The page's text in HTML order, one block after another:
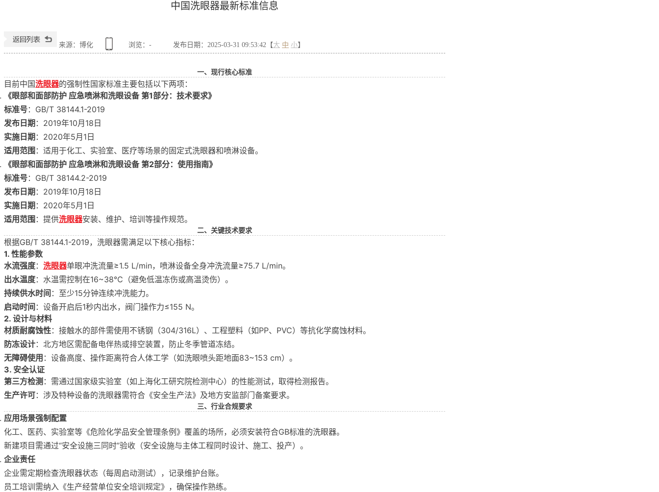
中国洗眼器最新标准信息
来源：博化 浏览： - 发布日期：2025-03-31 09:53:42【大 中 小】
一、现行核心标准
目前中国洗眼器的强制性国家标准主要包括以下两项：
《眼部和面部防护 应急喷淋和洗眼设备 第1部分：技术要求》
标准号：GB/T 38144.1-2019
发布日期 ：2019年10月18日
实施日期 ：2020年5月1日
适用范围 ：适用于化工、实验室、医疗等场景的固定式洗眼器和喷淋设备。
《眼部和面部防护 应急喷淋和洗眼设备 第2部分：使用指南》
标准号：GB/T 38144.2-2019
发布日期 ：2019年10月18日
实施日期 ：2020年5月1日
适用范围 ：提供洗眼器安装、维护、培训等操作规范。
二、关键技术要求
根据GB/T 38144.1-2019，洗眼器需满足以下核心指标：
1. 性能参数
水流强度： 洗眼器单眼冲洗流量≥1.5 L/min，喷淋设备全身冲洗流量≥75.7 L/min。
出水温度：水温需控制在16~38℃（避免低温冻伤或高温烫伤）。
持续供水时间 ：至少15分钟连续冲洗能力。
启动时间 ：设备开启后1秒内出水，阀门操作力≤155 N。
2. 设计与材料
材质耐腐蚀性：接触水的部件需使用不锈钢（304/316L）、工程塑料（如PP、PVC）等抗化学腐蚀材料。
防冻设计：北方地区需配备电伴热或排空装置，防止冬季管道冻结。
无障碍使用 ：设备高度、操作距离符合人体工学（如洗眼喷头距地面83~153 cm）。
3. 安全认证
第三方检测 ：需通过国家级实验室（如上海化工研究院检测中心）的性能测试，取得检测报告。
生产许可：涉及特种设备的洗眼器需符合《安全生产法》及地方安监部门备案要求。
三、行业合规要求
应用场景强制配置
化工、医药、实验室等《危险化学品安全管理条例》覆盖的场所，必须安装符合GB标准的洗眼器。
新建项目需通过“安全设施三同时”验收（安全设施与主体工程同时设计、施工、投产）。
企业责任
企业需定期检查洗眼器状态（每周启动测试），记录维护台账。
员工培训需纳入《生产经营单位安全培训规定》，确保操作熟练。